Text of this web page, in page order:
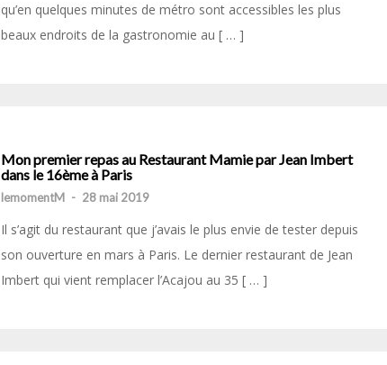
qu’en quelques minutes de métro sont accessibles les plus
beaux endroits de la gastronomie au [ … ]
Mon premier repas au Restaurant Mamie par Jean Imbert
dans le 16ème à Paris
lemomentM - 28 mai 2019
Il s’agit du restaurant que j’avais le plus envie de tester depuis
son ouverture en mars à Paris. Le dernier restaurant de Jean
Imbert qui vient remplacer l’Acajou au 35 [ … ]